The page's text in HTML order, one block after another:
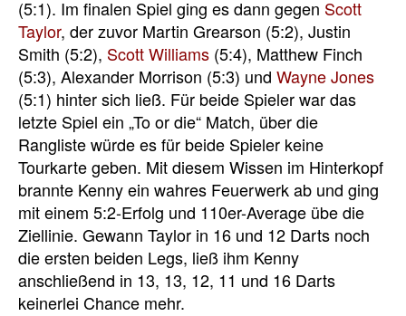
(5:1). Im finalen Spiel ging es dann gegen Scott
Taylor, der zuvor Martin Grearson (5:2), Justin
Smith (5:2), Scott Williams (5:4), Matthew Finch
(5:3), Alexander Morrison (5:3) und Wayne Jones
(5:1) hinter sich ließ. Für beide Spieler war das
letzte Spiel ein „To or die“ Match, über die
Rangliste würde es für beide Spieler keine
Tourkarte geben. Mit diesem Wissen im Hinterkopf
brannte Kenny ein wahres Feuerwerk ab und ging
mit einem 5:2-Erfolg und 110er-Average übe die
Ziellinie. Gewann Taylor in 16 und 12 Darts noch
die ersten beiden Legs, ließ ihm Kenny
anschließend in 13, 13, 12, 11 und 16 Darts
keinerlei Chance mehr.